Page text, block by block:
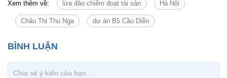
Xem thêm về: lừa đảo chiếm đoạt tài sản Hà Nội
Châu Thị Thu Nga dự án B5 Cầu Diễn